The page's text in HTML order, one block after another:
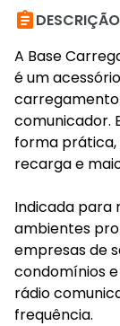

A Base
é um
comunicador.
forma
recarga e
Indicada para
ambientes
empresas de
condomínios
rádio
frequência.